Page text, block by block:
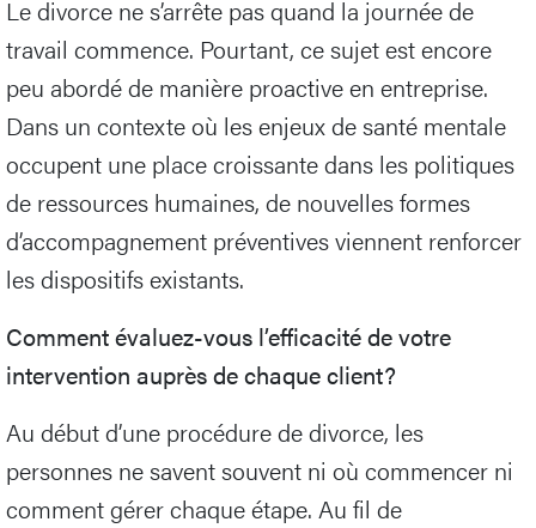
Le divorce ne s’arrête pas quand la journée de
travail commence. Pourtant, ce sujet est encore
peu abordé de manière proactive en entreprise.
Dans un contexte où les enjeux de santé mentale
occupent une place croissante dans les politiques
de ressources humaines, de nouvelles formes
d’accompagnement préventives viennent renforcer
les dispositifs existants.
Comment évaluez-vous l’efficacité de votre
intervention auprès de chaque client?
Au début d’une procédure de divorce, les
personnes ne savent souvent ni où commencer ni
comment gérer chaque étape. Au fil de